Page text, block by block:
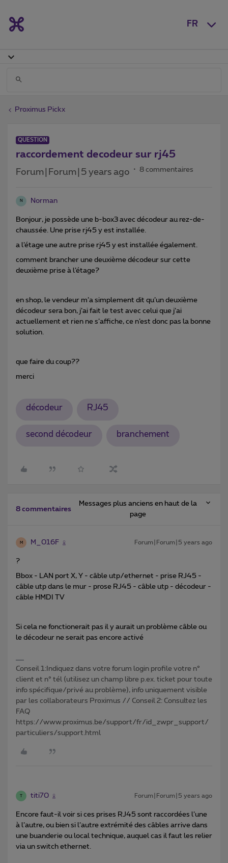
FR
Proximus Pickx
QUESTION
raccordement decodeur sur rj45
Forum|Forum|5 years ago 8 commentaires
N Norman
Bonjour, je possède une b-box3 avec décodeur au rez-de-
chaussée. Une prise rj45 y est installée.
a l’étage une autre prise rj45 y est installée également.
comment brancher une deuxième décodeur sur cette
deuxième prise à l’étage?
en shop, le vendeur m’a simplement dit qu’un deuxième
décodeur sera bon, j’ai fait le test avec celui que j’ai
actuellement et rien ne s’affiche, ce n’est donc pas la bonne
solution.
que faire du coup??
merci
décodeur RJ45
second décodeur branchement
8 commentaires
Messages plus anciens en haut de la
page
M M_016F Forum|Forum|5 years ago
?
Bbox - LAN port X, Y - câble utp/ethernet - prise RJ45 -
câble utp dans le mur - prose RJ45 - câble utp - décodeur -
câble HMDI TV
Si cela ne fonctionerait pas il y aurait un problème câble ou
le décodeur ne serait pas encore activé
Conseil 1:Indiquez dans votre forum login profile votre n°
client et n° tél (utilisez un champ libre p.ex. ticket pour toute
info spécifique/privé au problème), info uniquement visible
par les collaborateurs Proximus // Conseil 2: Consultez les
FAQ
https://www.proximus.be/support/fr/id_zwpr_support/
particuliers/support.html
titi70 Forum|Forum|5 years ago
Encore faut-il voir si ces prises RJ45 sont raccordées l’une
à l’autre, ou bien si l’autre extrémité des câbles arrive dans
une buanderie ou local technique, auquel cas il faut les relier
via un switch ethernet.